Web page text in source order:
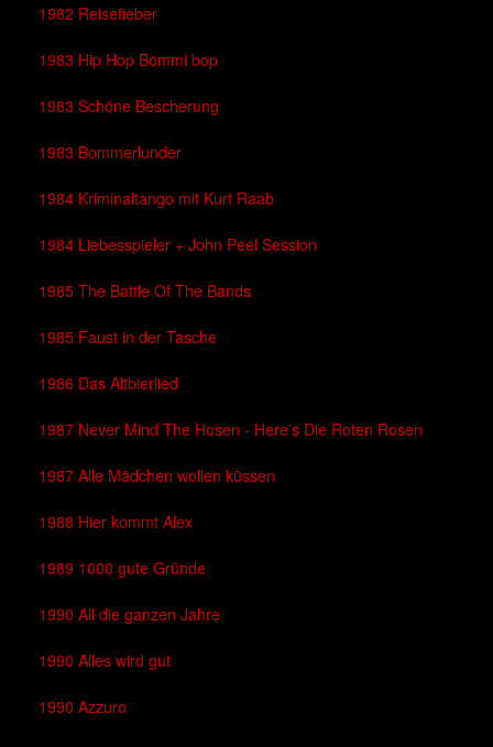
1982 Reisefieber
1983 Hip Hop Bommi bop
1983 Schöne Bescherung
1983 Bommerlunder
1984 Kriminaltango mit Kurt Raab
1984 Liebesspieler + John Peel Session
1985 The Battle Of The Bands
1985 Faust in der Tasche
1986 Das Altbierlied
1987 Never Mind The Hosen - Here's Die Roten Rosen
1987 Alle Mädchen wollen küssen
1988 Hier kommt Alex
1989 1000 gute Gründe
1990 All die ganzen Jahre
1990 Alles wird gut
1990 Azzuro